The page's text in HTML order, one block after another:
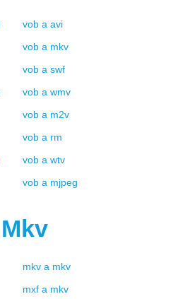
vob a avi
vob a mkv
vob a swf
vob a wmv
vob a m2v
vob a rm
vob a wtv
vob a mjpeg
Mkv
mkv a mkv
mxf a mkv